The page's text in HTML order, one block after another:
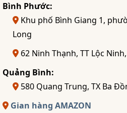
Bình Phước:
Khu phố Bình Giang 1,
Long
62 Ninh Thạnh, TT Lộc
Quảng Bình:
580 Quang Trung, TX Ba
Gian hàng AMAZON